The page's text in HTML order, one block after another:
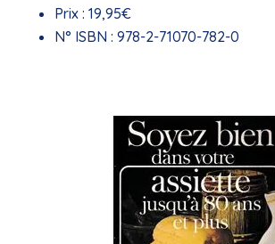
Prix : 19,95€
N° ISBN : 978-2-71070-782-0